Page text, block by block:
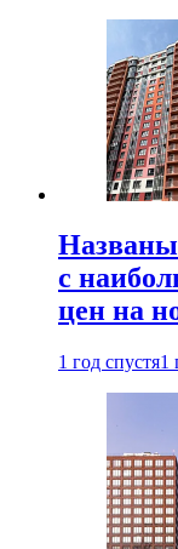
Названы
с
цен на
1 год спустя1